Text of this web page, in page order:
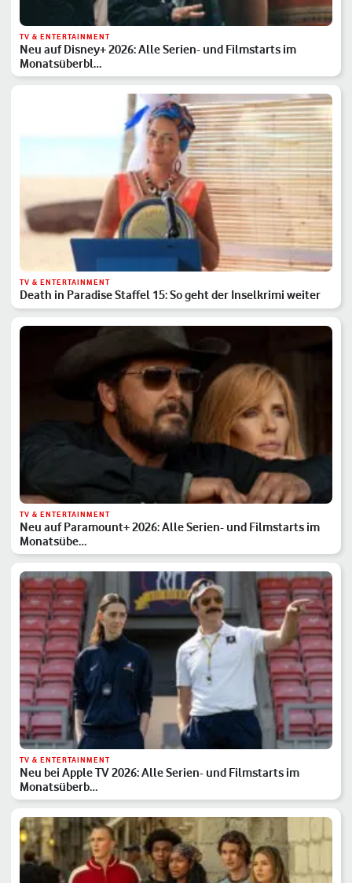
TV & ENTERTAINMENT
Neu auf Disney+ 2026: Alle Serien- und Filmstarts im
Monatsüberbl…
TV & ENTERTAINMENT
Death in Paradise Staffel 15: So geht der Inselkrimi weiter
TV & ENTERTAINMENT
Neu auf Paramount+ 2026: Alle Serien- und Filmstarts im
Monatsübe…
TV & ENTERTAINMENT
Neu bei Apple TV 2026: Alle Serien- und Filmstarts im
Monatsüberb…